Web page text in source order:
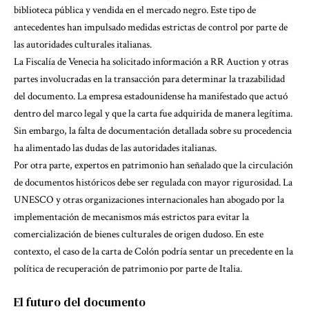
biblioteca pública y vendida en el mercado negro. Este tipo de
antecedentes han impulsado medidas estrictas de control por parte de
las autoridades culturales italianas.
La Fiscalía de Venecia ha solicitado información a RR Auction y otras
partes involucradas en la transacción para determinar la trazabilidad
del documento. La empresa estadounidense ha manifestado que actuó
dentro del marco legal y que la carta fue adquirida de manera legítima.
Sin embargo, la falta de documentación detallada sobre su procedencia
ha alimentado las dudas de las autoridades italianas.
Por otra parte, expertos en patrimonio han señalado que la circulación
de documentos históricos debe ser regulada con mayor rigurosidad. La
UNESCO y otras organizaciones internacionales han abogado por la
implementación de mecanismos más estrictos para evitar la
comercialización de bienes culturales de origen dudoso. En este
contexto, el caso de la carta de Colón podría sentar un precedente en la
política de recuperación de patrimonio por parte de Italia.
El futuro del documento